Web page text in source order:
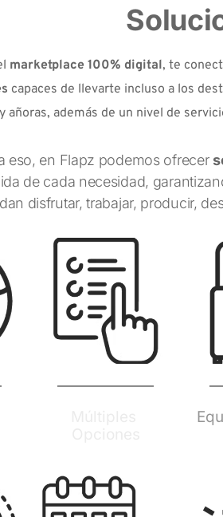
marketplace 100% digital, te
capaces de llevarte incluso a los
añoras, además de un nivel de
eso, en Flapz podemos ofrecer
de cada necesidad,
disfrutar, trabajar, producir,